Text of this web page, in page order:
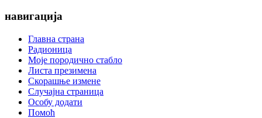
навигација
Главна страна
Радионица
Моје породично стабло
Листа презимена
Скорашње измене
Случајна страница
Особу додати
Помоћ